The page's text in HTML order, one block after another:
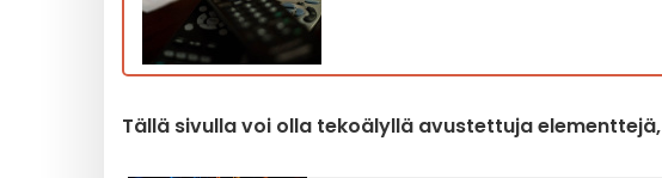
Tällä sivulla voi olla tekoälyllä avustettuja elementtejä,